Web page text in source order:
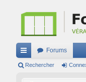
ac
Forums
Rechercher